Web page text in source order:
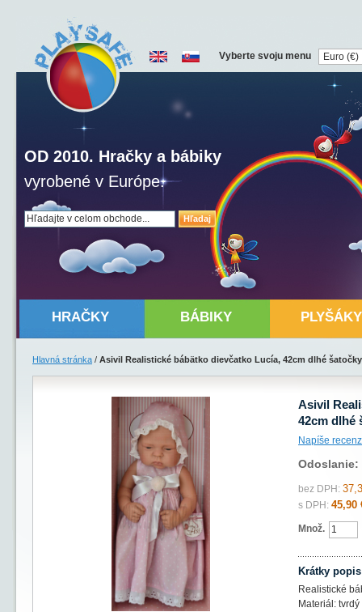
Hľadaj
OD 2010. Hračky a bábiky
vyrobené v Európe.
Vyberte svoju menu
HRAČKY BÁBIKY PLYŠÁKY
Hlavná stránka / Asivil Realistické bábätko dievčatko Lucía, 42cm dlhé
Asivil
42cm dlhé
Napíše
Odoslanie:
bez DPH:
s DPH: 45,90
Množ.
Krátky popis
Realistické
Materiál: